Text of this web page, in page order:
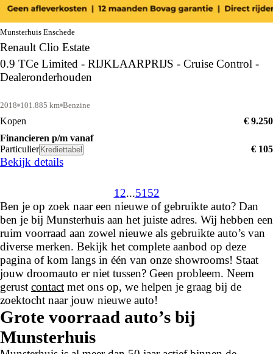
Munsterhuis Enschede
Renault Clio Estate
0.9 TCe Limited - RIJKLAARPRIJS - Cruise Control -
Dealeronderhouden
2018 101.885 km Benzine
Kopen
€ 9.250
Financieren p/m vanaf
Particulier Krediettabel € 105
Bekijk details
1 2...51 52
Ben je op zoek naar een nieuwe of gebruikte auto? Dan
ben je bij Munsterhuis aan het juiste adres. Wij hebben een
ruim voorraad aan zowel nieuwe als gebruikte auto’s van
diverse merken. Bekijk het complete aanbod op deze
pagina of kom langs in één van onze showrooms! Staat
jouw droomauto er niet tussen? Geen probleem. Neem
gerust contact met ons op, we helpen je graag bij de
zoektocht naar jouw nieuwe auto!
Grote voorraad auto’s bij
Munsterhuis